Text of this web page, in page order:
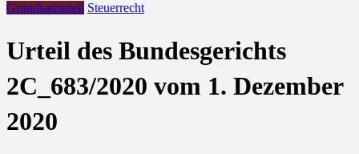
Grundsatzurteil Steuerrecht
Urteil des Bundesgerichts
2C_683/2020 vom 1. Dezember
2020